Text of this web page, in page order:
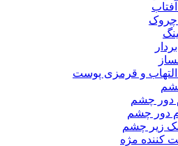
و قرمزی پوست
دور چشم
دور چشم
زیر چشم
کننده مژه